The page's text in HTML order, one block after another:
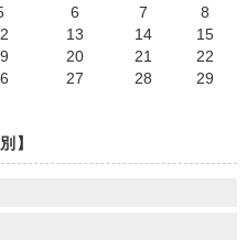
6 7
8
13 14
15
20 21
22
27 28
29
】